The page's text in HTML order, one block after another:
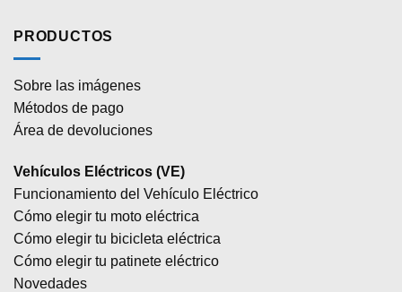
PRODUCTOS
Sobre las imágenes
Métodos de pago
Área de devoluciones
Vehículos Eléctricos (VE)
Funcionamiento del Vehículo Eléctrico
Cómo elegir tu moto eléctrica
Cómo elegir tu bicicleta eléctrica
Cómo elegir tu patinete eléctrico
Novedades